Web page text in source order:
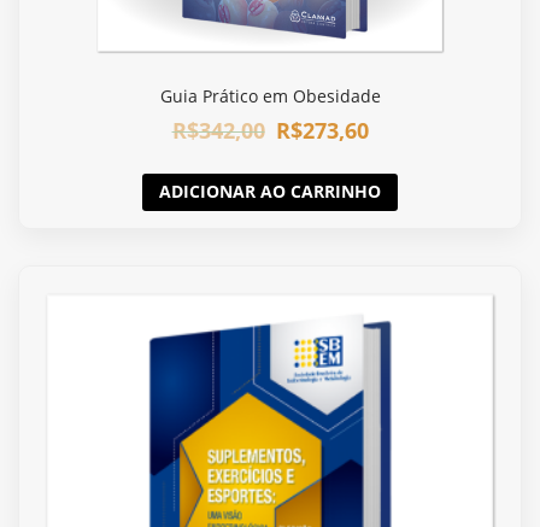
Guia Prático em Obesidade
R$342,00 R$273,60
ADICIONAR AO CARRINHO